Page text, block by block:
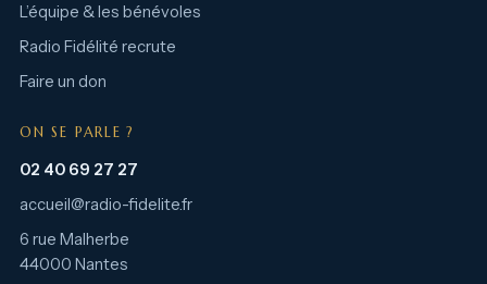
L’équipe & les bénévoles
Radio Fidélité recrute
Faire un don
ON SE PARLE ?
02 40 69 27 27
accueil@radio-fidelite.fr
6 rue Malherbe
44000 Nantes